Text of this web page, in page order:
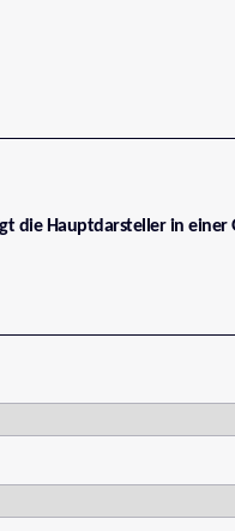
die Hauptdarsteller in